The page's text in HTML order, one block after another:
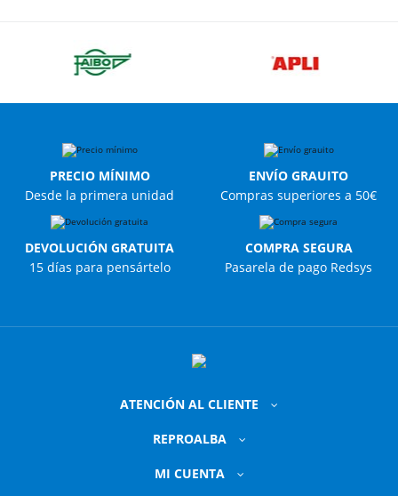
PRECIO MÍNIMO
Desde la primera unidad
ENVÍO GRAUITO
Compras superiores a 50€
DEVOLUCIÓN GRATUITA
15 días para pensártelo
COMPRA SEGURA
Pasarela de pago Redsys
ATENCIÓN AL CLIENTE
REPROALBA
MI CUENTA